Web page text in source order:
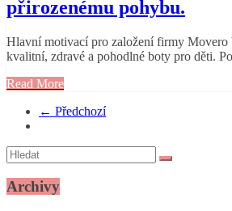
přirozenému pohybu.
Hlavní motivací pro založení firmy Movero
kvalitní, zdravé a pohodlné boty pro děti.
Read More
← Předchozí
Archivy